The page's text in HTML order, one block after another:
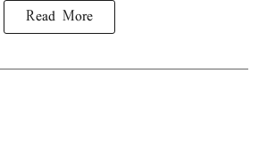
Read More